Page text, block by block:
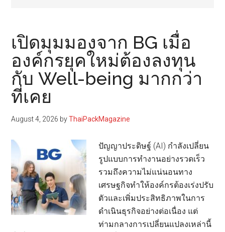
เปิดมุมมองจาก BG เมื่อ
องค์กรยุคใหม่ต้องลงทุน
กับ Well-being มากกว่า
ที่เคย
August 4, 2026 byThaiPackMagazine
ปัญญาประดิษฐ์ (AI) กำลังเปลี่ยน
รูปแบบการทำงานอย่างรวดเร็ว
รวมถึงความไม่แน่นอนทาง
เศรษฐกิจทำให้องค์กรต้องเร่งปรับ
ตัวและเพิ่มประสิทธิภาพในการ
ดำเนินธุรกิจอย่างต่อเนื่อง แต่
ท่ามกลางการเปลี่ยนแปลงเหล่านี้